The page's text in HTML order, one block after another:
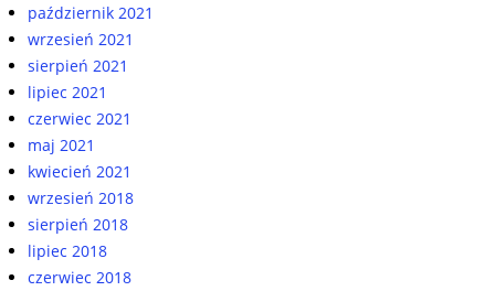
październik 2021
wrzesień 2021
sierpień 2021
lipiec 2021
czerwiec 2021
maj 2021
kwiecień 2021
wrzesień 2018
sierpień 2018
lipiec 2018
czerwiec 2018